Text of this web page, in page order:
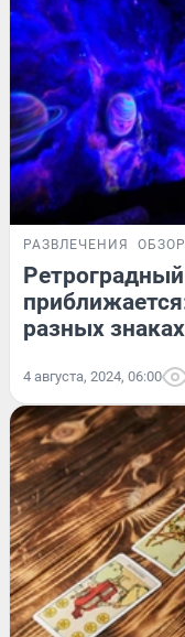
РАЗВЛЕЧЕНИЯ ОБЗОР
разных
4 августа, 2024, 06:00